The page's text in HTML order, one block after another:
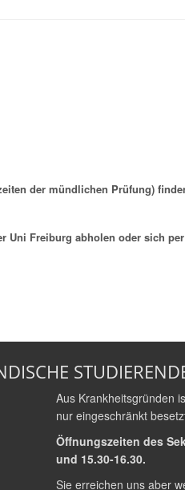
der mündlichen Prüfung)
Uni Freiburg abholen oder sich
Aus Krankheitsgründen
nur eingeschränkt
Öffnungszeiten des
und 15.30-16.30.
Sie erreichen uns aber